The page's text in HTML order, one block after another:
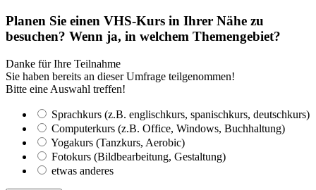
Planen Sie einen VHS-Kurs in Ihrer Nähe zu
besuchen? Wenn ja, in welchem Themengebiet?
Danke für Ihre Teilnahme
Sie haben bereits an dieser Umfrage teilgenommen!
Bitte eine Auswahl treffen!
Sprachkurs (z.B. englischkurs, spanischkurs, deutschkurs)
Computerkurs (z.B. Office, Windows, Buchhaltung)
Yogakurs (Tanzkurs, Aerobic)
Fotokurs (Bildbearbeitung, Gestaltung)
etwas anderes